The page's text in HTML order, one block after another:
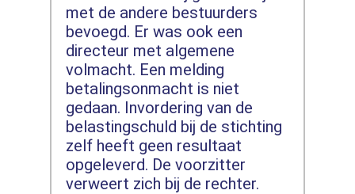
met de andere bestuurders
bevoegd. Er was ook een
directeur met algemene
volmacht. Een melding
betalingsonmacht is niet
gedaan. Invordering van de
belastingschuld bij de stichting
zelf heeft geen resultaat
opgeleverd. De voorzitter
verweert zich bij de rechter.